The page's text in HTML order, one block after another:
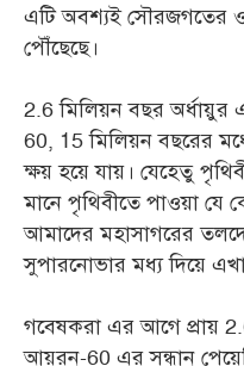
এটি অবশ্যই সৌরজগতের
পৌঁছেছে।
2.6 মিলিয়ন বছর
60, 15 মিলিয়ন বছরের
ক্ষয় হয়ে যায়। যেহেতু
মানে পৃথিবীতে পাওয়া
আমাদের মহাসাগরের
সুপারনোভার মধ্য দিয়ে
গবেষকরা এর আগে প্রায়
আয়রন-60 এর সন্ধান